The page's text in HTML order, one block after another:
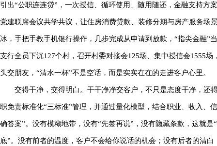
引出“公职连连贷”，一次授信、循环使用、随用随还，金融支持方
党建联席会议共学共议，让住房消费贷款、装修分期与房产服务
冰，手把手教手机银行操作，几步完成从申请到放款，“指尖金融
支行全员下沉127个村，召开村委对接会125场、集中授信会1555
头交朋友，“清水一杯”不是空话，而是实实在在的走进客户心里。
交得干净，交得明白。干干净净交客户，不只是态度干净，还
职免责标准化“三标准”管理，并通过量化模型，结合职业、收入、
确答案”。没有模糊地带，没有“先签再说”，没有隐藏条款，这就
底”。没有前者的温度，客户不会给你说话的机会；没有后者的清